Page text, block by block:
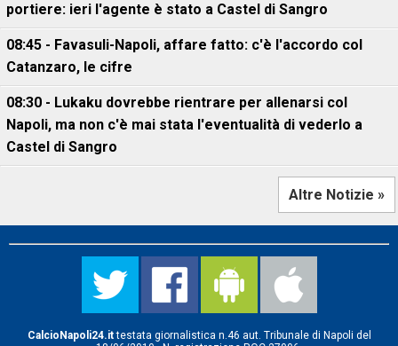
portiere: ieri l'agente è stato a Castel di Sangro
08:45 - Favasuli-Napoli, affare fatto: c'è l'accordo col
Catanzaro, le cifre
08:30 - Lukaku dovrebbe rientrare per allenarsi col
Napoli, ma non c'è mai stata l'eventualità di vederlo a
Castel di Sangro
Altre Notizie »
CalcioNapoli24.ittestata giornalistica n.46 aut. Tribunale di Napoli del